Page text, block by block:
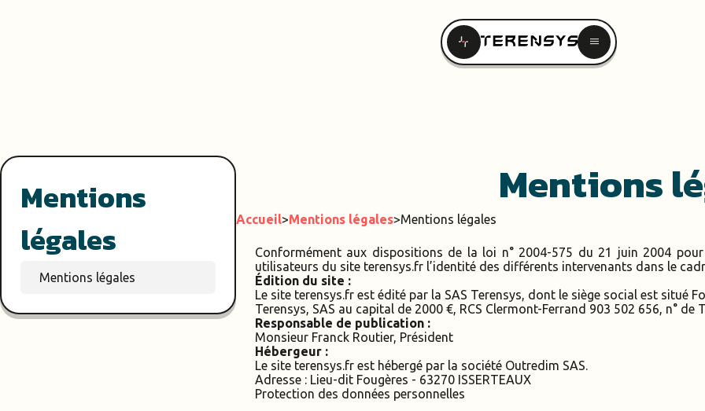
menu
Mentions
Accueil>Mentions légales>Mentions légales
Conformément aux dispositions de la loi n° 2004-575 du 21 juin 2004
utilisateurs du site terensys.fr l’identité des différents intervenants dans le
Édition du site :
Le site terensys.fr est édité par la SAS Terensys, dont le siège social est situé
Terensys, SAS au capital de 2000 €, RCS Clermont-Ferrand 903 502 656, n° de
Responsable de publication :
Monsieur Franck Routier, Président
Hébergeur :
Le site terensys.fr est hébergé par la société Outredim SAS.
Adresse : Lieu-dit Fougères - 63270 ISSERTEAUX
Protection des données personnelles
Mentions
légales
Mentions légales